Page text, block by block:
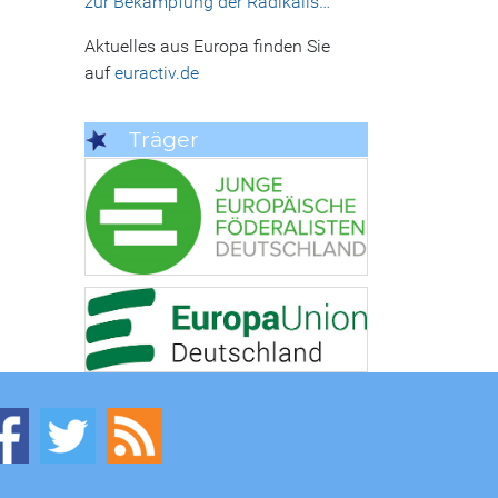
Aktuelles aus Europa finden Sie
aufeuractiv.de
Träger